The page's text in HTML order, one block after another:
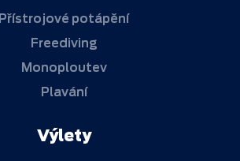
Přístrojové potápění
Freediving
Monoploutev
Plavání
Výlety